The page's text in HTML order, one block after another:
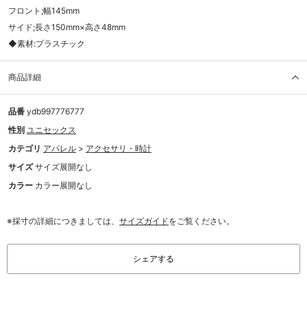
フロント;幅145mm
サイド;長さ150mm×高さ48mm
◆素材:プラスチック
商品詳細
品番 ydb997776777
性別 ユニセックス
カテゴリ アパレル > アクセサリ・時計
サイズ サイズ展開なし
カラー カラー展開なし
※採寸の詳細につきましては、 サイズガイドをご覧ください。
シェアする